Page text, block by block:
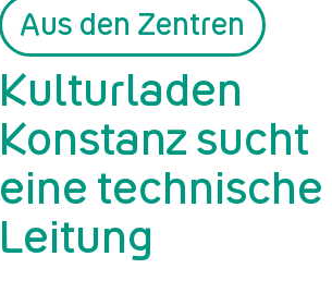
Aus den Zentren
Kulturladen
Konstanz sucht
eine technische
Leitung